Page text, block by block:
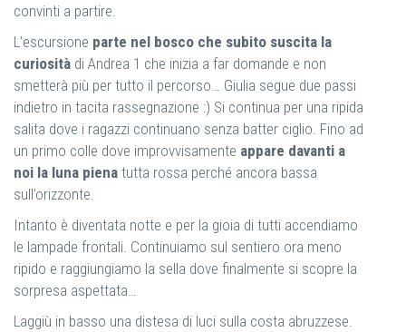
convinti a partire.
L’escursione parte nel bosco che subito suscita la
curiosità di Andrea 1 che inizia a far domande e non
smetterà più per tutto il percorso… Giulia segue due passi
indietro in tacita rassegnazione :) Si continua per una ripida
salita dove i ragazzi continuano senza batter ciglio. Fino ad
un primo colle dove improvvisamente appare davanti a
noi la luna piena tutta rossa perché ancora bassa
sull’orizzonte.
Intanto è diventata notte e per la gioia di tutti accendiamo
le lampade frontali. Continuiamo sul sentiero ora meno
ripido e raggiungiamo la sella dove finalmente si scopre la
sorpresa aspettata…
Laggiù in basso una distesa di luci sulla costa abruzzese.